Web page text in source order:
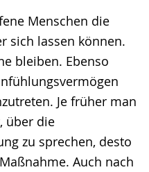
Menschen die
sich lassen können.
bleiben. Ebenso
Je früher man
über die
zu sprechen, desto
Auch nach